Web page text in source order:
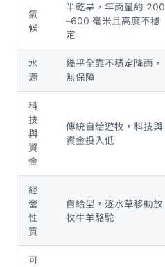
氣
候
半乾旱，年雨量約 200
–600 毫米且高度不穩
定
水
源
幾乎全靠不穩定降雨，
無保障
科
技
與
資
金
傳統自給遊牧，科技與
資金投入低
經
營
性
質
自給型，逐水草移動放
牧牛羊駱駝
可